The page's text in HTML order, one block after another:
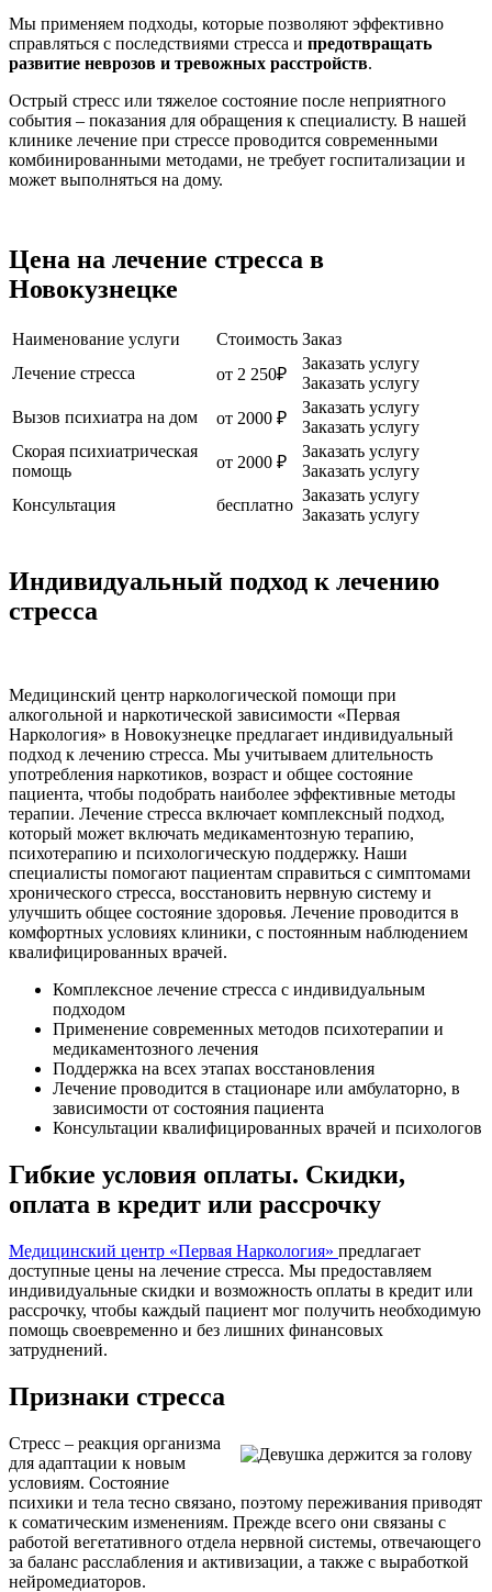
Мы применяем подходы, которые позволяют эффективно
справляться с последствиями стресса и предотвращать
развитие неврозов и тревожных расстройств.
Острый стресс или тяжелое состояние после неприятного
события – показания для обращения к специалисту. В нашей
клинике лечение при стрессе проводится современными
комбинированными методами, не требует госпитализации и
может выполняться на дому.
Цена на лечение стресса в
Новокузнецке
Наименование услуги Стоимость Заказ
Лечение стресса
от 2 250₽
Заказать услугу
Заказать услугу
Вызов психиатра на дом
от 2000 ₽
Заказать услугу
Заказать услугу
Скорая психиатрическая
помощь
от 2000 ₽
Заказать услугу
Заказать услугу
Консультация
бесплатно
Заказать услугу
Заказать услугу
Индивидуальный подход к лечению
стресса
Медицинский центр наркологической помощи при
алкогольной и наркотической зависимости «Первая
Наркология» в Новокузнецке предлагает индивидуальный
подход к лечению стресса. Мы учитываем длительность
употребления наркотиков, возраст и общее состояние
пациента, чтобы подобрать наиболее эффективные методы
терапии. Лечение стресса включает комплексный подход,
который может включать медикаментозную терапию,
психотерапию и психологическую поддержку. Наши
специалисты помогают пациентам справиться с симптомами
хронического стресса, восстановить нервную систему и
улучшить общее состояние здоровья. Лечение проводится в
комфортных условиях клиники, с постоянным наблюдением
квалифицированных врачей.
Комплексное лечение стресса с индивидуальным
подходом
Применение современных методов психотерапии и
медикаментозного лечения
Поддержка на всех этапах восстановления
Лечение проводится в стационаре или амбулаторно, в
зависимости от состояния пациента
Консультации квалифицированных врачей и психологов
Гибкие условия оплаты. Скидки,
оплата в кредит или рассрочку
Медицинский центр «Первая Наркология» предлагает
доступные цены на лечение стресса. Мы предоставляем
индивидуальные скидки и возможность оплаты в кредит или
рассрочку, чтобы каждый пациент мог получить необходимую
помощь своевременно и без лишних финансовых
затруднений.
Признаки стресса
Стресс – реакция организма
для адаптации к новым
условиям. Состояние
психики и тела тесно связано, поэтому переживания приводят
к соматическим изменениям. Прежде всего они связаны с
работой вегетативного отдела нервной системы, отвечающего
за баланс расслабления и активизации, а также с выработкой
нейромедиаторов.